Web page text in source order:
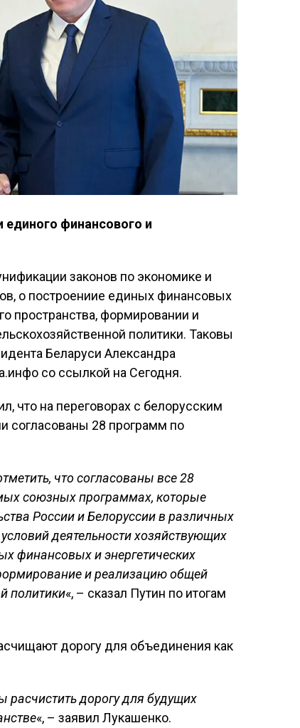
финансового и
законов по экономике и
о построениие единых финансовых
пространства, формировании и
политики. Таковы
Беларуси Александра
со ссылкой на Сегодня.
что на переговорах с белорусским
согласованы 28 программ по
что согласованы все 28
союзных программах, которые
России и Белоруссии в различных
деятельности хозяйствующих
финансовых и энергетических
и реализацию общей
политики«, – сказал Путин по итогам
дорогу для объединения как
дорогу для будущих
«, – заявил Лукашенко.